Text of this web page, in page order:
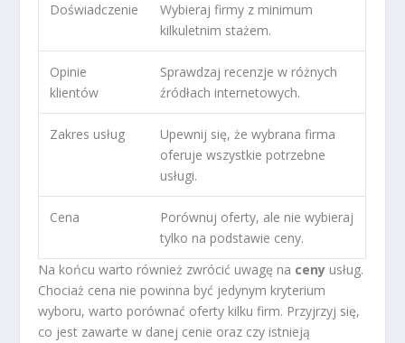
Doświadczenie
Wybieraj firmy z minimum
kilkuletnim stażem.
Opinie
klientów
Sprawdzaj recenzje w różnych
źródłach internetowych.
Zakres usług
Upewnij się, że wybrana firma
oferuje wszystkie potrzebne
usługi.
Cena
Porównuj oferty, ale nie wybieraj
tylko na podstawie ceny.
Na końcu warto również zwrócić uwagę na ceny usług.
Chociaż cena nie powinna być jedynym kryterium
wyboru, warto porównać oferty kilku firm. Przyjrzyj się,
co jest zawarte w danej cenie oraz czy istnieją